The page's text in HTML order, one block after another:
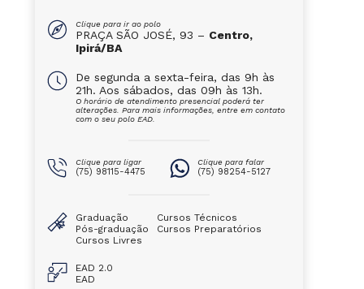
Clique para ir ao polo
PRAÇA SÃO JOSÉ, 93 – Centro,
Ipirá/BA
De segunda a sexta-feira, das 9h às
21h. Aos sábados, das 09h às 13h.
O horário de atendimento presencial poderá ter
alterações. Para mais informações, entre em contato
com o seu polo EAD.
Clique para ligar
(75) 98115-4475
Clique para falar
(75) 98254-5127
Graduação
Pós-graduação
Cursos Livres
Cursos Técnicos
Cursos Preparatórios
EAD 2.0
EAD